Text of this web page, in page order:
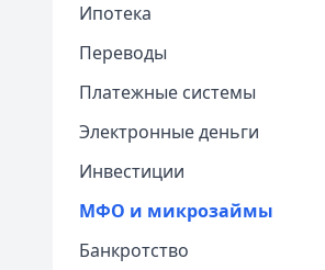
Ипотека
Переводы
Платежные системы
Электронные деньги
Инвестиции
МФО и микрозаймы
Банкротство